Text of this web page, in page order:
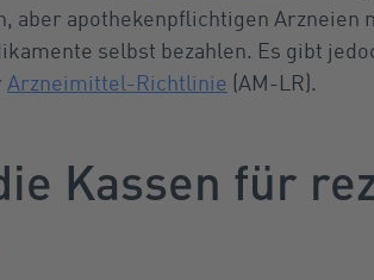
aber apothekenpflichtigen Arzneien
selbst bezahlen. Es gibt
Arzneimittel-Richtlinie (AM-LR).
Kassen für